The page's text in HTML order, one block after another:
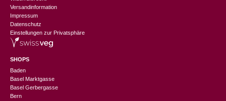
Versandinformation
Impressum
Datenschutz
Einstellungen zur Privatsphäre
SHOPS
Baden
Basel Marktgasse
Basel Gerbergasse
Bern